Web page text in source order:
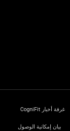
غرفة أخبار CogniFit
بيان إمكانية الوصول